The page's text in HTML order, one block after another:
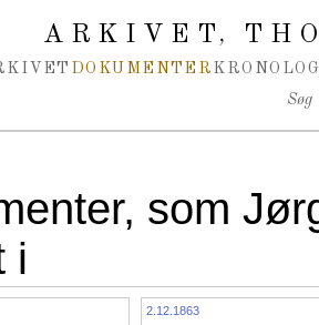
ARKIVET,
DOKUMENTER
Søg
som
i
2.12.1863